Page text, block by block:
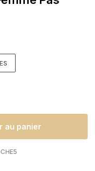
au panier